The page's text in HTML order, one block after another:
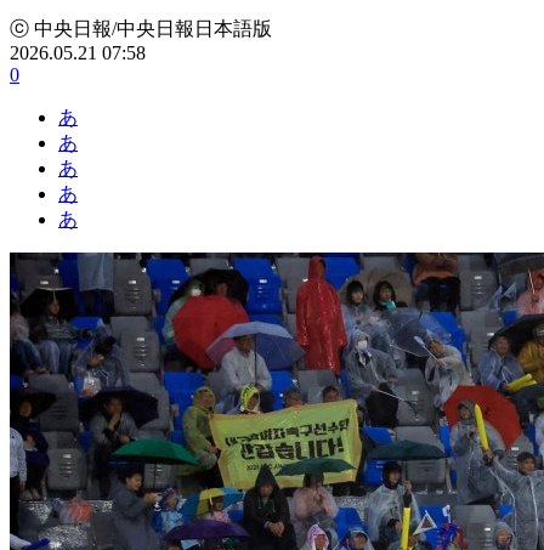
ⓒ 中央日報/中央日報日本語版
2026.05.21 07:58
0
あ
あ
あ
あ
あ